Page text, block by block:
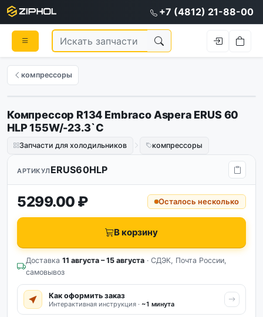
+7 (4812) 21-88-00
компрессоры
Компрессор R134 Embraco Aspera ERUS 60
HLP 155W/-23.3`C
Запчасти для холодильников компрессоры
АРТИКУЛERUS60HLP
5299.00 ₽ Осталось несколько
В корзину
Доставка 11 августа – 15 августа · СДЭК, Почта России,
самовывоз
Как оформить заказ
Интерактивная инструкция · ~1 минута